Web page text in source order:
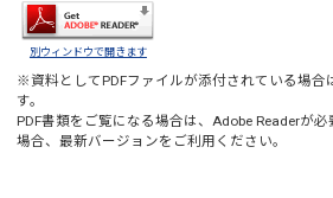
別ウィンドウで開きます
※資料としてPDFファイルが添付されている場合
す。
PDF書類をご覧になる場合は、 Adobe Readerが必
場合、最新バージョンをご利用ください。